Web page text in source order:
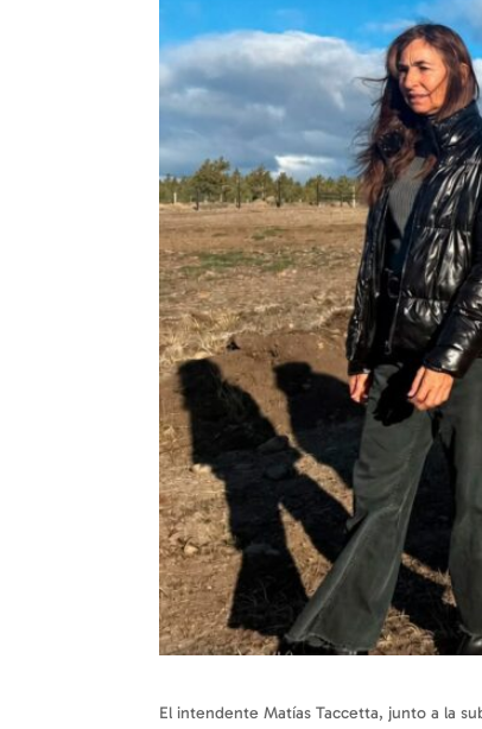
El intendente Matías Taccetta, junto a la